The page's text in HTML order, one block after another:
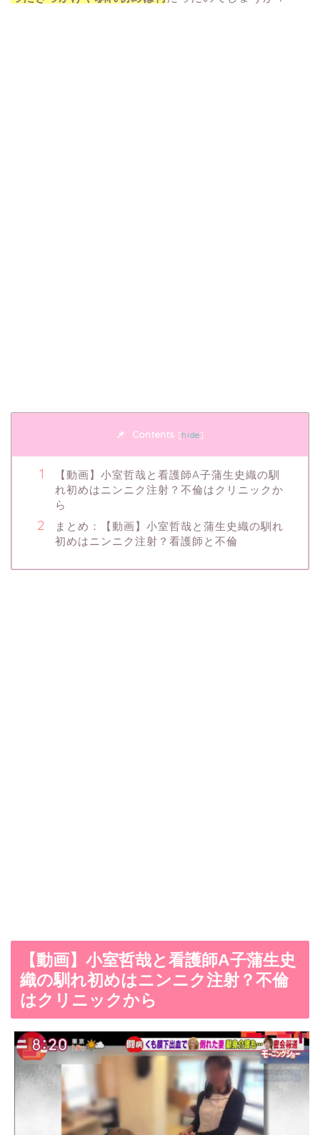
Contents [hide]
【動画】小室哲哉と看護師A子蒲生史織の馴
れ初めはニンニク注射？不倫はクリニックか
ら
まとめ：【動画】小室哲哉と蒲生史織の馴れ
初めはニンニク注射？看護師と不倫
【動画】小室哲哉と看護師A子蒲生史
織の馴れ初めはニンニク注射？不倫
はクリニックから